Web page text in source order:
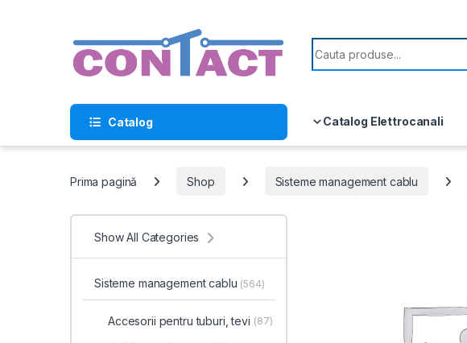
Search for:
Catalog Catalog Elettrocanali
Prima pagină Shop Sisteme management cablu
Show All Categories
Sisteme management cablu (564)
Accesorii pentru tuburi, tevi (87)